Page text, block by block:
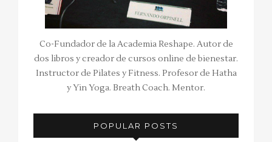
Co-Fundador de la Academia Reshape. Autor de
dos libros y creador de cursos online de bienestar.
Instructor de Pilates y Fitness. Profesor de Hatha
y Yin Yoga. Breath Coach. Mentor.
POPULAR POSTS